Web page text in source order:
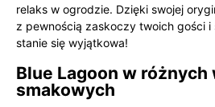
relaks w ogrodzie. Dzięki swojej
z pewnością zaskoczy twoich gości
stanie się wyjątkowa!
Blue Lagoon w różnych
smakowych